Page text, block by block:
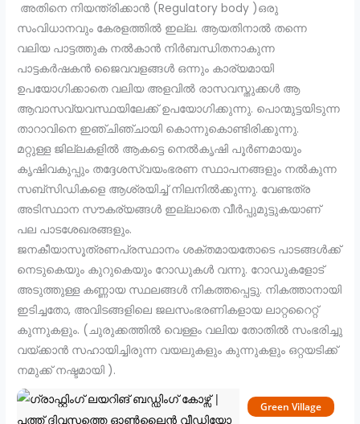
അതിനെ നിയന്ത്രിക്കാൻ (Regulatory body )ഒരു
സംവിധാനവും കേരളത്തിൽ ഇല്ല. ആയതിനാൽ തന്നെ
വലിയ പാട്ടത്തുക നൽകാൻ നിർബന്ധിതനാകുന്ന
പാട്ടകർഷകൻ ജൈവവളങ്ങൾ ഒന്നും കാര്യമായി
ഉപയോഗിക്കാതെ വലിയ അളവിൽ രാസവസ്തുക്കൾ ആ
ആവാസവ്യവസ്ഥയിലേക്ക് ഉപയോഗിക്കുന്നു. പൊന്മുട്ടയിടുന്ന
താറാവിനെ ഇഞ്ചിഞ്ചായി കൊന്നുകൊണ്ടിരിക്കുന്നു.
മറ്റുള്ള ജില്ലകളിൽ ആകട്ടെ നെൽകൃഷി പൂർണമായും
കൃഷിവകുപ്പും തദ്ദേശസ്വയംഭരണ സ്ഥാപനങ്ങളും നൽകുന്ന
സബ്‌സിഡികളെ ആശ്രയിച്ച് നിലനിൽക്കുന്നു. വേണ്ടത്ര
അടിസ്ഥാന സൗകര്യങ്ങൾ ഇല്ലാതെ വീർപ്പുമുട്ടുകയാണ്
പല പാടശേഖരങ്ങളും.
ജനകീയാസൂത്രണപ്രസ്ഥാനം ശക്തമായതോടെ പാടങ്ങൾക്ക്
നെടുകെയും കുറുകെയും റോഡുകൾ വന്നു. റോഡുകളോട്
അടുത്തുള്ള കണ്ണായ സ്ഥലങ്ങൾ നികത്തപ്പെട്ടു. നികത്താനായി
ഇടിച്ചതോ, അവിടങ്ങളിലെ ജലസംഭരണികളായ ലാറ്ററൈറ്റ്
കുന്നുകളും. (ചുരുക്കത്തിൽ വെള്ളം വലിയ തോതിൽ സംഭരിച്ചു
വയ്ക്കാൻ സഹായിച്ചിരുന്ന വയലുകളും കുന്നുകളും ഒറ്റയടിക്ക്
നമുക്ക് നഷ്ടമായി ).
Green Village